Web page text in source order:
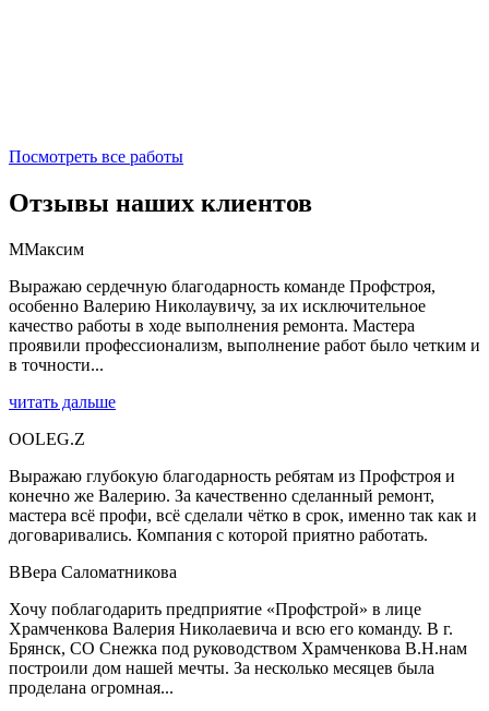
Посмотреть все работы
Отзывы наших клиентов
ММаксим
Выражаю сердечную благодарность команде Профстроя,
особенно Валерию Николаувичу, за их исключительное
качество работы в ходе выполнения ремонта. Мастера
проявили профессионализм, выполнение работ было четким и
в точности...
читать дальше
OOLEG.Z
Выражаю глубокую благодарность ребятам из Профстроя и
конечно же Валерию. За качественно сделанный ремонт,
мастера всё профи, всё сделали чётко в срок, именно так как и
договаривались. Компания с которой приятно работать.
ВВера Саломатникова
Хочу поблагодарить предприятие «Профстрой» в лице
Храмченкова Валерия Николаевича и всю его команду. В г.
Брянск, СО Снежка под руководством Храмченкова В.Н.нам
построили дом нашей мечты. За несколько месяцев была
проделана огромная...